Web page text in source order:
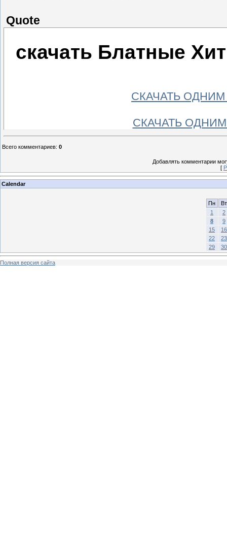
Quote
скачать Блатные
СКАЧАТЬ ОДНИМ
СКАЧАТЬ ОДНИМ
Всего комментариев: 0
Добавлять комментарии
[
Calendar
Пн
Вт
1
2
8
9
15
16
22
23
29
30
Полная версия сайта